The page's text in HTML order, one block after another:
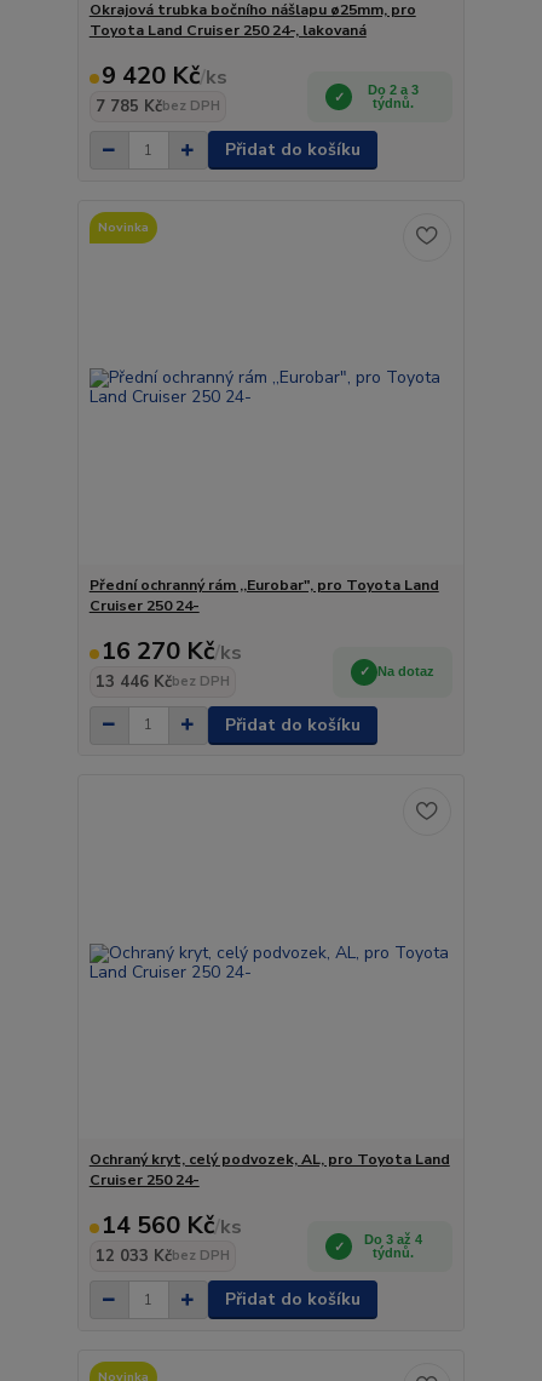
Okrajová trubka bočního nášlapu ø25mm, pro
Toyota Land Cruiser 250 24-, lakovaná
9 420 Kč/ks
7 785 Kčbez DPH
Do 2 a 3
týdnů.
Přidat do košíku
Novinka
Přední ochranný rám ,,Eurobar", pro Toyota Land
Cruiser 250 24-
16 270 Kč/ks
13 446 Kčbez DPH
Na dotaz
Přidat do košíku
Ochraný kryt, celý podvozek, AL, pro Toyota Land
Cruiser 250 24-
14 560 Kč/ks
12 033 Kčbez DPH
Do 3 až 4
týdnů.
Přidat do košíku
Novinka